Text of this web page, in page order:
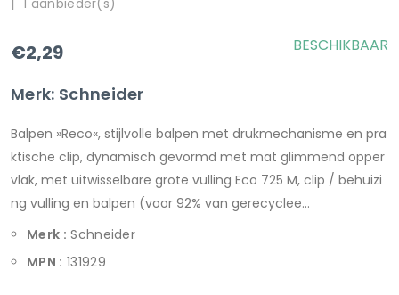
1 aanbieder(s)
€2,29
Merk: Schneider
BESCHIKBAAR
Balpen »Reco«, stijlvolle balpen met drukmechanisme en pra
ktische clip, dynamisch gevormd met mat glimmend opper
vlak, met uitwisselbare grote vulling Eco 725 M, clip / behuizi
ng vulling en balpen (voor 92% van gerecyclee...
Merk : Schneider
MPN : 131929